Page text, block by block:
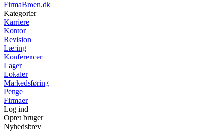
FirmaBroen.dk
Kategorier
Karriere
Kontor
Revision
Læring
Konferencer
Lager
Lokaler
Markedsføring
Penge
Firmaer
Log ind
Opret bruger
Nyhedsbrev